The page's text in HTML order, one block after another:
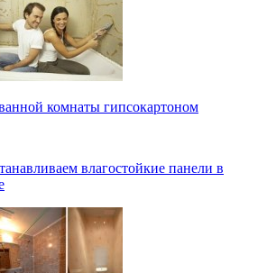
комнаты гипсокартоном
влагостойкие панели в